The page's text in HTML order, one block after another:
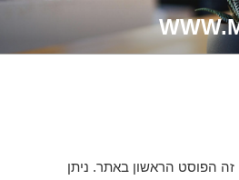
זה הפוסט הראשון באתר. ניתן